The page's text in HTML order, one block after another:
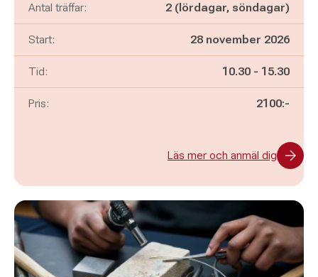
Antal träffar: 2 (lördagar, söndagar)
Start: 28 november 2026
Tid: Pågår mellan
10.30 - och
15.30
Pris: 2100:-
Läs mer och anmäl dig